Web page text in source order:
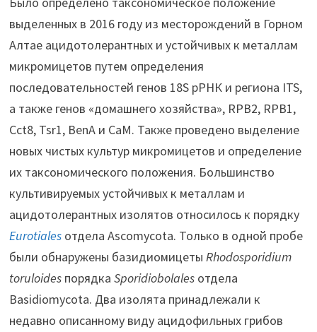
выделенных в 2016 году из месторождений в Горном
Алтае ацидотолерантных и устойчивых к металлам
микромицетов путем определения
последовательностей генов 18S рРНК и региона ITS,
а также генов «домашнего хозяйства», RPB2, RPB1,
Cct8, Tsr1, BenA и CaM. Также проведено выделение
новых чистых культур микромицетов и определение
их таксономического положения. Большинство
культивируемых устойчивых к металлам и
ацидотолерантных изолятов относилось к порядку
Eurotiales отдела Ascomycota. Только в одной пробе
были обнаружены базидиомицеты Rhodosporidium
toruloides порядка Sporidiobolales отдела
Basidiomycota. Два изолята принадлежали к
недавно описанному виду ацидофильных грибов